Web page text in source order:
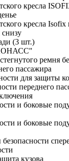
кресла
кресла Isofix
снизу
(3 шт.)
ремня
пассажира
для защиты
переднего
и боковые
и боковые
кузова